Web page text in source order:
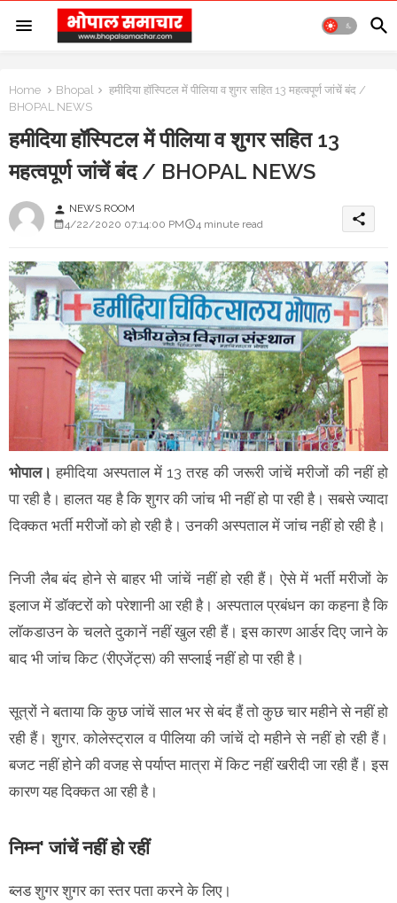
Home Bhopal
हमीदिया हॉस्पिटल में पीलिया व शुगर सहित 13 महत्वपूर्ण जांचें बंद /
BHOPAL NEWS
हमीदिया हॉस्पिटल में पीलिया व शुगर सहित 13
महत्वपूर्ण जांचें बंद / BHOPAL NEWS
person NEWS ROOM
4/22/2020 07:14:00 PM
4 minute read share
भोपाल। हमीदिया अस्पताल में 13 तरह की जरूरी जांचें मरीजों की नहीं हो
पा रही है। हालत यह है कि शुगर की जांच भी नहीं हो पा रही है। सबसे ज्यादा
दिक्कत भर्ती मरीजों को हो रही है। उनकी अस्पताल में जांच नहीं हो रही है।
निजी लैब बंद होने से बाहर भी जांचें नहीं हो रही हैं। ऐसे में भर्ती मरीजों के
इलाज में डॉक्टरों को परेशानी आ रही है। अस्पताल प्रबंधन का कहना है कि
लॉकडाउन के चलते दुकानें नहीं खुल रही हैं। इस कारण आर्डर दिए जाने के
बाद भी जांच किट (रीएजेंट्स) की सप्लाई नहीं हो पा रही है।
सूत्रों ने बताया कि कुछ जांचें साल भर से बंद हैं तो कुछ चार महीने से नहीं हो
रही हैं। शुगर, कोलेस्ट्राल व पीलिया की जांचें दो महीने से नहीं हो रही हैं।
बजट नहीं होने की वजह से पर्याप्त मात्रा में किट नहीं खरीदी जा रही हैं। इस
कारण यह दिक्कत आ रही है।
निम्न' जांचें नहीं हो रहीं
ब्लड शुगर शुगर का स्तर पता करने के लिए।